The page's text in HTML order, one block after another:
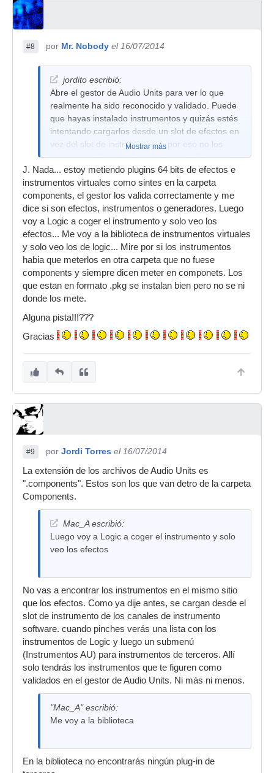
#8 por Mr. Nobody el 16/07/2014
jordito escribió:
Abre el gestor de Audio Units para ver lo que
realmente ha sido reconocido y validado. Puede
que hayas instalado instrumentos y quizás estés
intentando cargarlos desde un slot de efectos en
vez del slot de instrumentos y por eso no los
encuentras (le pasa a mucha gente). El gestor
de Audio Units lo abres desde el menu Logic Pro
X > Preferencias > Gestor de Audio Units...
Mostrar más
J. Nada... estoy metiendo plugins 64 bits de efectos e
instrumentos virtuales como sintes en la carpeta
components, el gestor los valida correctamente y me
dice si son efectos, instrumentos o generadores. Luego
voy a Logic a coger el instrumento y solo veo los
efectos... Me voy a la biblioteca de instrumentos virtuales
y solo veo los de logic... Mire por si los instrumentos
habia que meterlos en otra carpeta que no fuese
components y siempre dicen meter en componets. Los
que estan en formato .pkg se instalan bien pero no se ni
donde los mete.
Alguna pista!!!???
Gracias
#9 por Jordi Torres el 16/07/2014
La extensión de los archivos de Audio Units es
".components". Estos son los que van detro de la carpeta
Components.
Mac_A escribió:
Luego voy a Logic a coger el instrumento y solo
veo los efectos
No vas a encontrar los instrumentos en el mismo sitio
que los efectos. Como ya dije antes, se cargan desde el
slot de instrumento de los canales de instrumento
software. cuando pinches verás una lista con los
instrumentos de Logic y luego un submenú
(Instrumentos AU) para instrumentos de terceros. Allí
solo tendrás los instrumentos que te figuren como
validados en el gestor de Audio Units. Ni más ni menos.
"Mac_A" escribió:
Me voy a la biblioteca
En la biblioteca no encontrarás ningún plug-in de